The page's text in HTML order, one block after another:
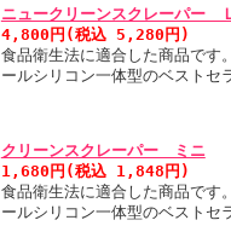
ニュークリーンスクレーパー
4,800円(税込 5,280円)
食品衛生法に適合した商品です
ールシリコン一体型のベストセ
クリーンスクレーパー ミニ
1,680円(税込 1,848円)
食品衛生法に適合した商品です
ールシリコン一体型のベストセ